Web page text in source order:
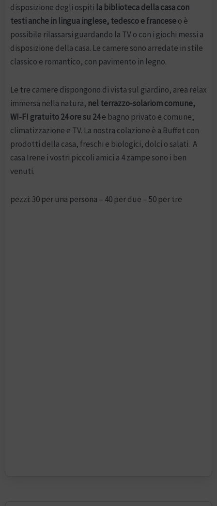
disposizione degli ospiti la biblioteca della casa con
testi anche in lingua inglese, tedesco e franceseo è
possibile rilassarsi guardando la TV o con i giochi messi a
disposizione della casa. Le camere sono arredate in stile
classico e romantico, con pavimento in legno.
Le tre camere dispongono di vista sul giardino, area relax
immersa nella natura, nel terrazzo-solariom comune,
WI-FI gratuito 24 ore su 24e bagno privato e comune,
climatizzazione e TV. La nostra colazione è a Buffet con
prodotti della casa, freschi e biologici, dolci o salati. A
casa Irene i vostri piccoli amici a 4 zampe sono i ben
venuti.
pezzi: 30 per una persona – 40 per due – 50 per tre